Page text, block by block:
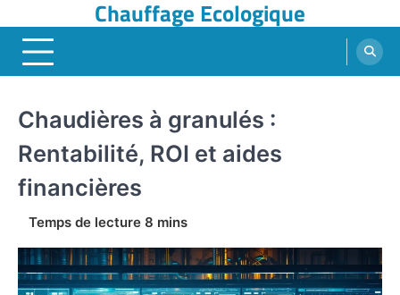
to
content
Chauffage Ecologique
Chaudières à granulés :
Rentabilité, ROI et aides
financières